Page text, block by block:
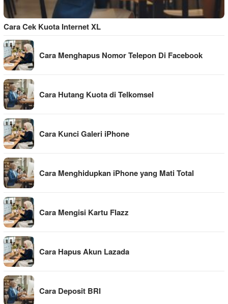
Cara Cek Kuota Internet XL
Cara Menghapus Nomor Telepon Di Facebook
Cara Hutang Kuota di Telkomsel
Cara Kunci Galeri iPhone
Cara Menghidupkan iPhone yang Mati Total
Cara Mengisi Kartu Flazz
Cara Hapus Akun Lazada
Cara Deposit BRI